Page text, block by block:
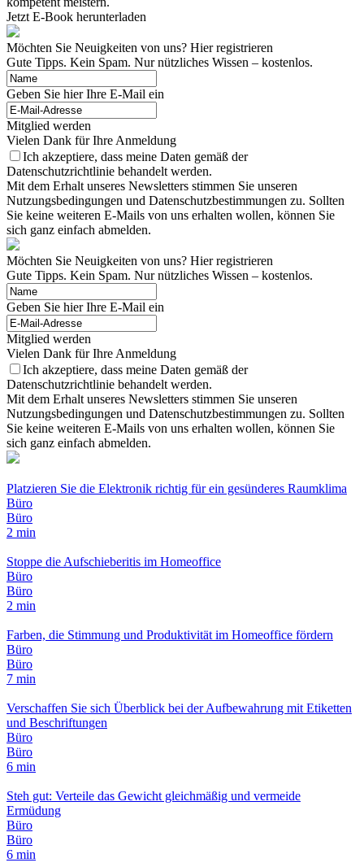
Jetzt E-Book herunterladen
Möchten Sie Neuigkeiten von uns? Hier registrieren
Gute Tipps. Kein Spam. Nur nützliches Wissen – kostenlos.
Geben Sie hier Ihre E-Mail ein
Mitglied werden
Vielen Dank für Ihre Anmeldung
Ich akzeptiere, dass meine Daten gemäß der
Datenschutzrichtlinie behandelt werden.
Mit dem Erhalt unseres Newsletters stimmen Sie unseren
Nutzungsbedingungen und Datenschutzbestimmungen zu. Sollten
Sie keine weiteren E-Mails von uns erhalten wollen, können Sie
sich ganz einfach abmelden.
Möchten Sie Neuigkeiten von uns? Hier registrieren
Gute Tipps. Kein Spam. Nur nützliches Wissen – kostenlos.
Geben Sie hier Ihre E-Mail ein
Mitglied werden
Vielen Dank für Ihre Anmeldung
Ich akzeptiere, dass meine Daten gemäß der
Datenschutzrichtlinie behandelt werden.
Mit dem Erhalt unseres Newsletters stimmen Sie unseren
Nutzungsbedingungen und Datenschutzbestimmungen zu. Sollten
Sie keine weiteren E-Mails von uns erhalten wollen, können Sie
sich ganz einfach abmelden.
Platzieren Sie die Elektronik richtig für ein gesünderes Raumklima
Büro
Büro
2 min
Stoppe die Aufschieberitis im Homeoffice
Büro
Büro
2 min
Farben, die Stimmung und Produktivität im Homeoffice fördern
Büro
Büro
7 min
Verschaffen Sie sich Überblick bei der Aufbewahrung mit Etiketten
und Beschriftungen
Büro
Büro
6 min
Steh gut: Verteile das Gewicht gleichmäßig und vermeide
Ermüdung
Büro
Büro
6 min